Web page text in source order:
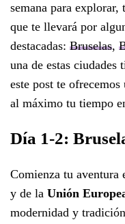
semana para explorar,
que te llevará por
destacadas: Bruselas,
una de estas
este post te
al máximo tu tiempo
Día 1-2:
Comienza tu aventura
y de la Unión
modernidad y